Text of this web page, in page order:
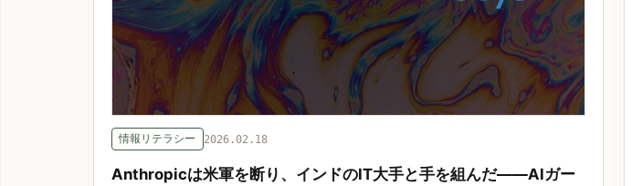
情報リテラシー 2026.02.18
Anthropicは米軍を断り、インドのIT大手と手を組んだ——AIガー